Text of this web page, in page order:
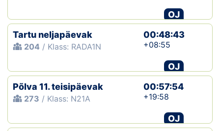
OJ
Tartu neljapäevak
204 / Klass: RADA1N
00:48:43
+08:55
OJ
Põlva 11. teisipäevak
273 / Klass: N21A
00:57:54
+19:58
OJ